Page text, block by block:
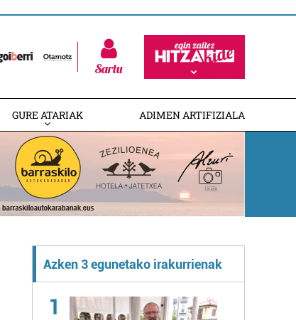
Sartu
GURE ATARIAK ADIMEN ARTIFIZIALA
Azken 3 egunetako irakurrienak
1